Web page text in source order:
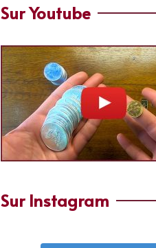
Sur Youtube
Sur Instagram